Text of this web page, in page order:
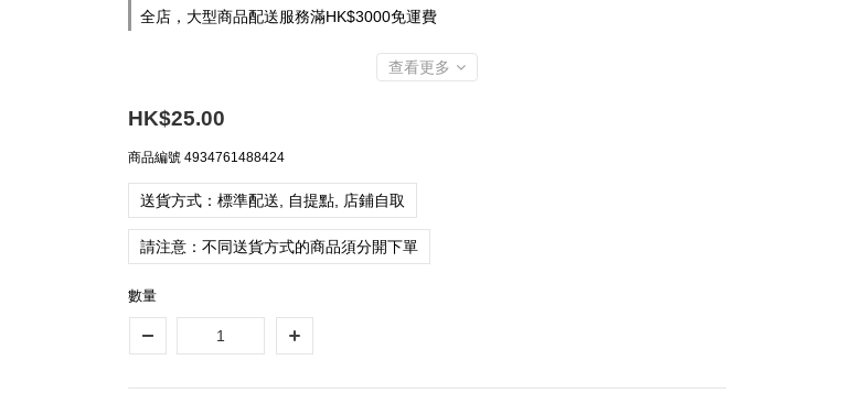
全店，大型商品配送服務滿HK$3000免運費
查看更多
HK$25.00
商品編號 4934761488424
送貨方式：標準配送, 自提點, 店鋪自取
請注意：不同送貨方式的商品須分開下單
數量